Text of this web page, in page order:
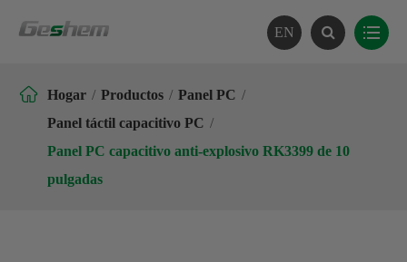
EN
 Hogar Productos
Panel PC
Panel táctil capacitivo PC
Panel PC capacitivo anti-explosivo RK3399 de 10
pulgadas